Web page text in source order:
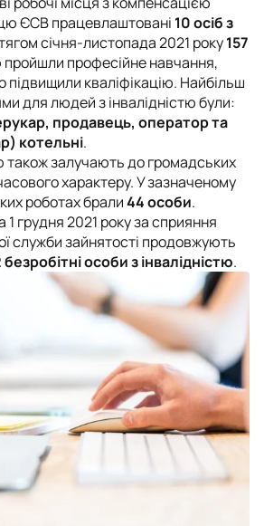
ЄСВ працевлаштовані 10 осіб з
січня-листопада 2021 року157
пройшли професійне навчання,
підвищили кваліфікацію. Найбільш
для людей з інвалідністю були:
продавець, оператор та
котельні.
також залучають до громадських
характеру. У зазначеному
роботах брали44 особи.
грудня 2021 року за сприяння
служби зайнятості продовжують
особи з інвалідністю.